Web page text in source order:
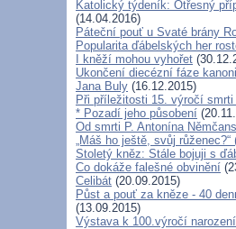
Katolický týdeník: Otřesný
(14.04.2016)
Páteční pouť u Svaté brány
Popularita ďábelských her
I kněží mohou vyhořet
Ukončení diecézní fáze
Jana Buly (16.12.2015)
Při příležitosti 15. výročí
* Pozadí jeho působení
Od smrti P. Antonína
„Máš ho ještě, svůj
Stoletý kněz: Stále bojuji s
Co dokáže falešné obvinění
Celibát (20.09.2015)
Půst a pouť za kněze - 40
(13.09.2015)
Výstava k 100.výročí